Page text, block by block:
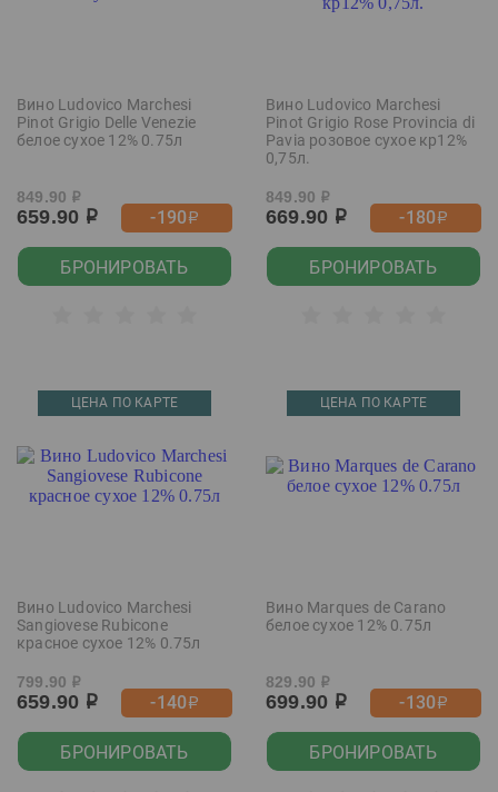
Вино Ludovico Marchesi
Pinot Grigio Delle Venezie
белое сухое 12% 0.75л
849.90 р
659.90 р -190р
БРОНИРОВАТЬ
Вино Ludovico Marchesi
Pinot Grigio Rose Provincia di
Pavia розовое сухое кр12%
0,75л.
849.90 р
669.90 р -180р
БРОНИРОВАТЬ
ЦЕНА ПО КАРТЕ
Вино Ludovico Marchesi
Sangiovese Rubicone
красное сухое 12% 0.75л
799.90 р
659.90 р -140р
БРОНИРОВАТЬ
ЦЕНА ПО КАРТЕ
Вино Marques de Carano
белое сухое 12% 0.75л
829.90 р
699.90 р -130р
БРОНИРОВАТЬ